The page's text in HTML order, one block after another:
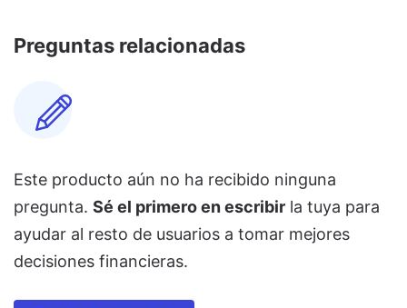
Preguntas relacionadas
Este producto aún no ha recibido ninguna
pregunta. Sé el primero en escribir la tuya para
ayudar al resto de usuarios a tomar mejores
decisiones financieras.